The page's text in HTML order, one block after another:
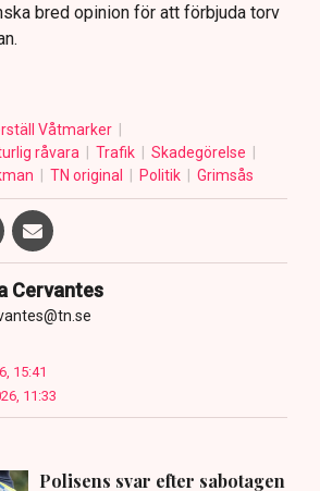
bred opinion för att förbjuda torv
Våtmarker
råvara
Trafik
Skadegörelse
TN original Politik Grimsås
Cervantes
15:41
11:33
Polisens svar efter sabotagen